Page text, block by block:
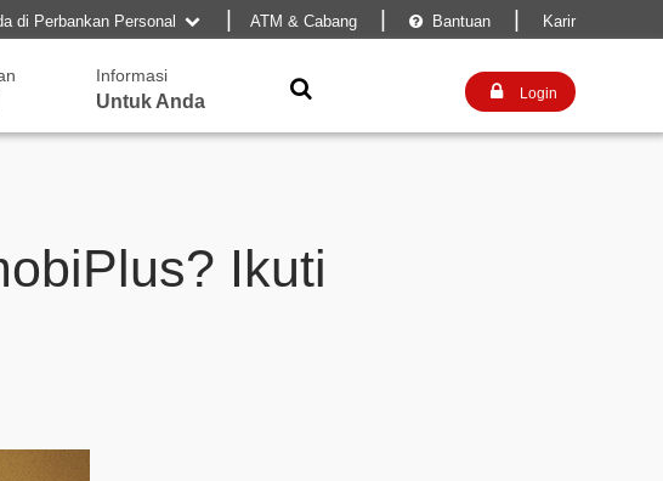
di Perbankan Personal  |ATM & Cabang  Bantuan Karir
Informasi
Untuk Anda
  Login
Ikuti